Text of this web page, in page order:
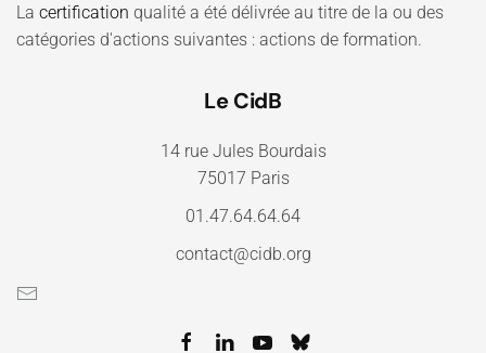
La certification qualité a été délivrée au titre de la ou des
catégories d'actions suivantes : actions de formation.
Le CidB
14 rue Jules Bourdais
75017 Paris
01.47.64.64.64
contact@cidb.org